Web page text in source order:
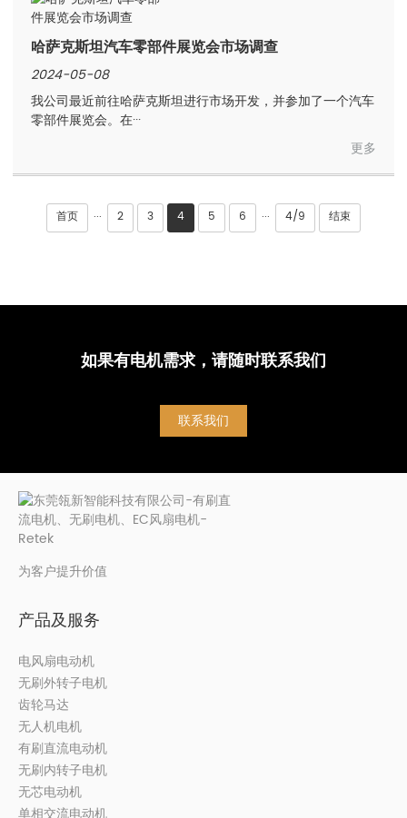
哈萨克斯坦汽车零部件展览会市场调查
2024-05-08
我公司最近前往哈萨克斯坦进行市场开发，并参加了一个汽车
零部件展览会。在···
更多
首页 ··· 2 3 4 5 6 ··· 4/9 结束
如果有电机需求，请随时联系我们
联系我们
为客户提升价值
产品及服务
电风扇电动机
无刷外转子电机
齿轮马达
无人机电机
有刷直流电动机
无刷内转子电机
无芯电动机
单相交流电动机